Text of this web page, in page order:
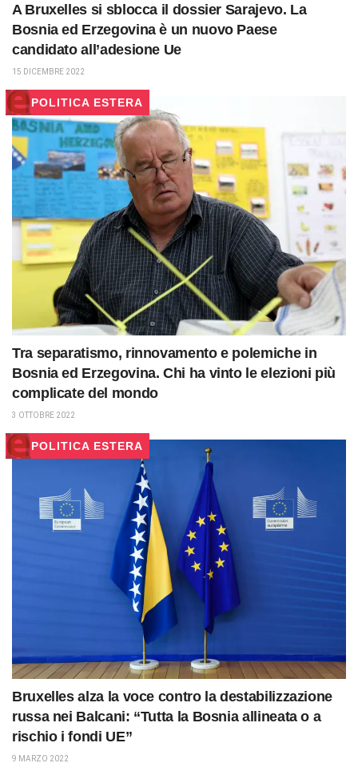
A Bruxelles si sblocca il dossier Sarajevo. La
Bosnia ed Erzegovina è un nuovo Paese
candidato all’adesione Ue
15 DICEMBRE 2022
POLITICA ESTERA
Tra separatismo, rinnovamento e polemiche in
Bosnia ed Erzegovina. Chi ha vinto le elezioni più
complicate del mondo
3 OTTOBRE 2022
POLITICA ESTERA
Bruxelles alza la voce contro la destabilizzazione
russa nei Balcani: “Tutta la Bosnia allineata o a
rischio i fondi UE”
9 MARZO 2022